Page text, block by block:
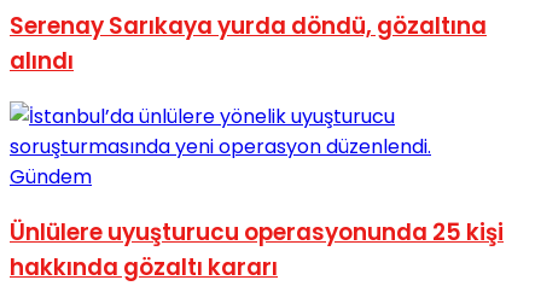
No Result
Serenay Sarıkaya yurda döndü, gözaltına
alındı
Gündem
Ünlülere uyuşturucu operasyonunda 25 kişi
hakkında gözaltı kararı